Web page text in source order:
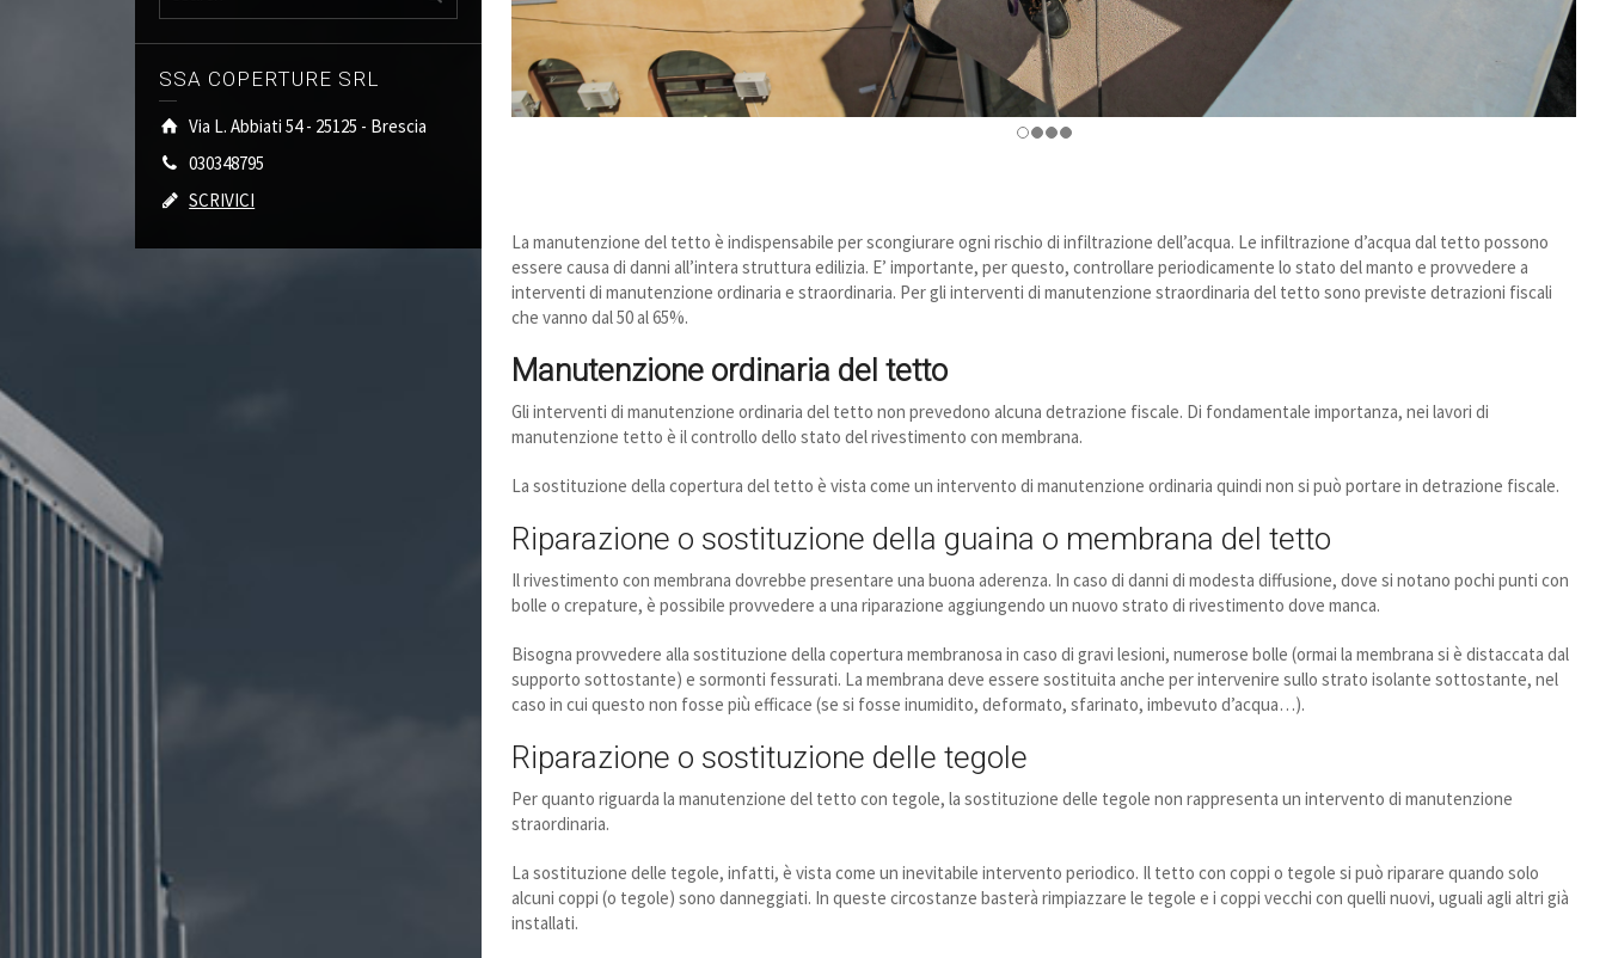
SSA COPERTURE SRL
Via L. Abbiati 54 - 25125 - Brescia
030348795
SCRIVICI
La manutenzione del tetto è indispensabile per scongiurare ogni rischio di infiltrazione dell’acqua. Le infiltrazione d’acqua dal tetto possono
essere causa di danni all’intera struttura edilizia. E’ importante, per questo, controllare periodicamente lo stato del manto e provvedere a
interventi di manutenzione ordinaria e straordinaria. Per gli interventi di manutenzione straordinaria del tetto sono previste detrazioni fiscali
che vanno dal 50 al 65%.
Manutenzione ordinaria del tetto
Gli interventi di manutenzione ordinaria del tetto non prevedono alcuna detrazione fiscale. Di fondamentale importanza, nei lavori di
manutenzione tetto è il controllo dello stato del rivestimento con membrana.
La sostituzione della copertura del tetto è vista come un intervento di manutenzione ordinaria quindi non si può portare in detrazione fiscale.
Riparazione o sostituzione della guaina o membrana del tetto
Il rivestimento con membrana dovrebbe presentare una buona aderenza. In caso di danni di modesta diffusione, dove si notano pochi punti con
bolle o crepature, è possibile provvedere a una riparazione aggiungendo un nuovo strato di rivestimento dove manca.
Bisogna provvedere alla sostituzione della copertura membranosa in caso di gravi lesioni, numerose bolle (ormai la membrana si è distaccata dal
supporto sottostante) e sormonti fessurati. La membrana deve essere sostituita anche per intervenire sullo strato isolante sottostante, nel
caso in cui questo non fosse più efficace (se si fosse inumidito, deformato, sfarinato, imbevuto d’acqua…).
Riparazione o sostituzione delle tegole
Per quanto riguarda la manutenzione del tetto con tegole, la sostituzione delle tegole non rappresenta un intervento di manutenzione
straordinaria.
La sostituzione delle tegole, infatti, è vista come un inevitabile intervento periodico. Il tetto con coppi o tegole si può riparare quando solo
alcuni coppi (o tegole) sono danneggiati. In queste circostanze basterà rimpiazzare le tegole e i coppi vecchi con quelli nuovi, uguali agli altri già
installati.